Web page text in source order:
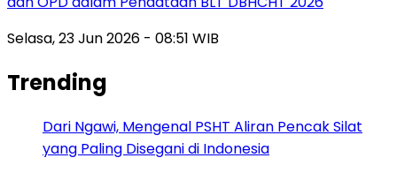
Selasa, 23 Jun 2026 - 08:51 WIB
Trending
Dari Ngawi, Mengenal PSHT Aliran Pencak Silat
yang Paling Disegani di Indonesia